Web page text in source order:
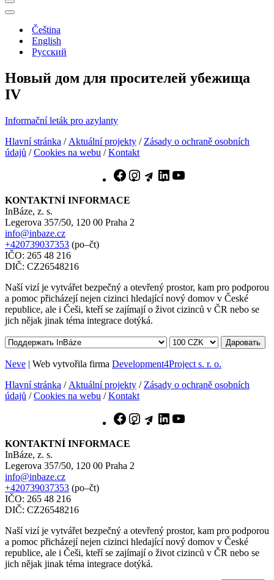
Меню
навигации
Меню
навигацииČeština
English
Русский
Новый дом для просителей убежища
IV
Informační leták pro azylanty
Hlavní stránka / Aktuální projekty / Zásady o ochraně osobních
údajů /Cookies na webu /Kontakt
Facebook
Instagram
TelegramLinkedIn
KONTAKTNÍ INFORMACE
InBáze, z. s.
Legerova 357/50, 120 00 Praha 2
info@inbaze.cz
+420739037353 (po–čt)
IČO: 265 48 216
DIČ: CZ26548216
Naší vizí je vytvářet bezpečný a otevřený prostor, kam pro podporou
a pomoc přicházejí nejen cizinci hledající nový domov v České
republice, ale i Češi, kteří se zajímají o život cizinců v ČR nebo se
jich nějak jinak téma integrace dotýká.
Даровать
Neve | Web vytvořila firma Development4Project s. r. o.
Hlavní stránka / Aktuální projekty / Zásady o ochraně osobních
údajů /Cookies na webu /Kontakt
Facebook
Instagram
TelegramLinkedIn
KONTAKTNÍ INFORMACE
InBáze, z. s.
Legerova 357/50, 120 00 Praha 2
info@inbaze.cz
+420739037353 (po–čt)
IČO: 265 48 216
DIČ: CZ26548216
Naší vizí je vytvářet bezpečný a otevřený prostor, kam pro podporou
a pomoc přicházejí nejen cizinci hledající nový domov v České
republice, ale i Češi, kteří se zajímají o život cizinců v ČR nebo se
jich nějak jinak téma integrace dotýká.